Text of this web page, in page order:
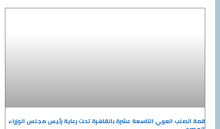
العربي التاسعة عشرة بالقاهرة تحت رعاية رئيس مجلس الوزراء